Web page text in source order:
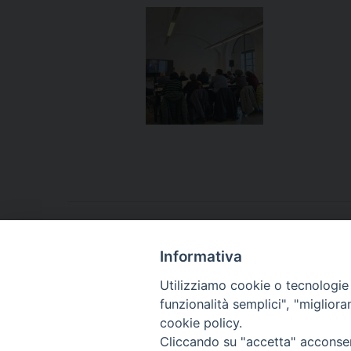
Arcidiocesi di Torino
Informativa
Utilizziamo cookie o
funzionalità semplici",
cookie policy.
Cliccando su "accetta"